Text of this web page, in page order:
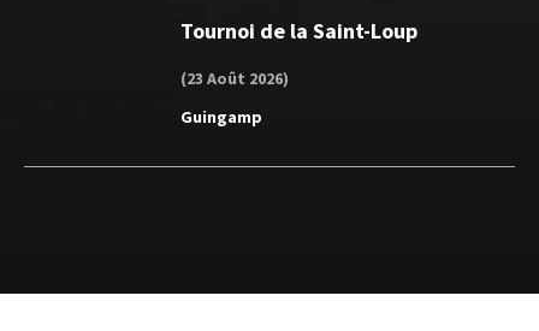
Tournoi de la Saint-Loup
(23 Août 2026)
Guingamp